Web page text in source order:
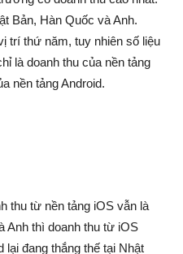
Bản, Hàn Quốc và Anh.
trí thứ năm, tuy nhiên số liệu
là doanh thu của nền tảng
nền tảng Android.
thu từ nền tảng iOS vẫn là
Anh thì doanh thu từ iOS
lại đang thắng thế tại Nhật